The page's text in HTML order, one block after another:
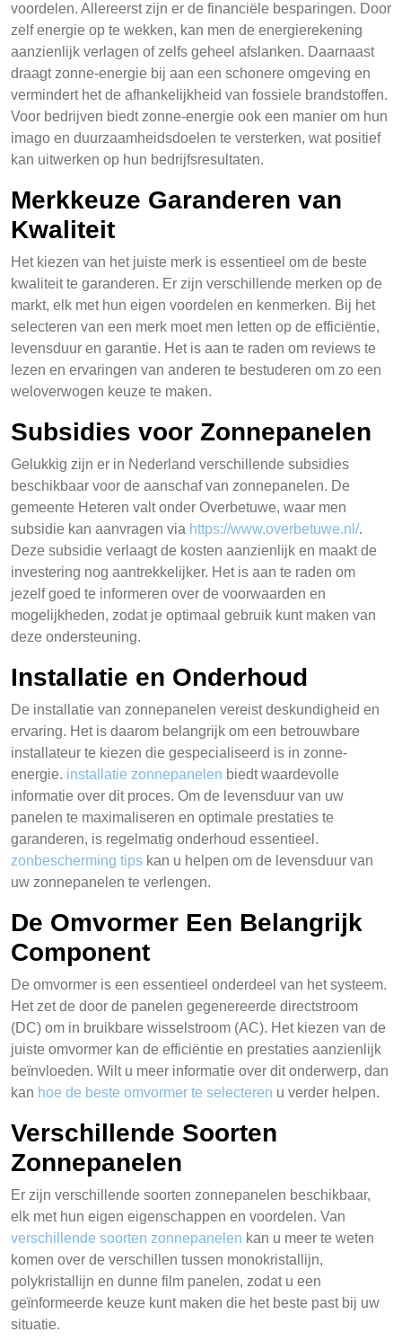
voordelen. Allereerst zijn er de financiële besparingen. Door
zelf energie op te wekken, kan men de energierekening
aanzienlijk verlagen of zelfs geheel afslanken. Daarnaast
draagt zonne-energie bij aan een schonere omgeving en
vermindert het de afhankelijkheid van fossiele brandstoffen.
Voor bedrijven biedt zonne-energie ook een manier om hun
imago en duurzaamheidsdoelen te versterken, wat positief
kan uitwerken op hun bedrijfsresultaten.
Merkkeuze Garanderen van
Kwaliteit
Het kiezen van het juiste merk is essentieel om de beste
kwaliteit te garanderen. Er zijn verschillende merken op de
markt, elk met hun eigen voordelen en kenmerken. Bij het
selecteren van een merk moet men letten op de efficiëntie,
levensduur en garantie. Het is aan te raden om reviews te
lezen en ervaringen van anderen te bestuderen om zo een
weloverwogen keuze te maken.
Subsidies voor Zonnepanelen
Gelukkig zijn er in Nederland verschillende subsidies
beschikbaar voor de aanschaf van zonnepanelen. De
gemeente Heteren valt onder Overbetuwe, waar men
subsidie kan aanvragen via https://www.overbetuwe.nl/.
Deze subsidie verlaagt de kosten aanzienlijk en maakt de
investering nog aantrekkelijker. Het is aan te raden om
jezelf goed te informeren over de voorwaarden en
mogelijkheden, zodat je optimaal gebruik kunt maken van
deze ondersteuning.
Installatie en Onderhoud
De installatie van zonnepanelen vereist deskundigheid en
ervaring. Het is daarom belangrijk om een betrouwbare
installateur te kiezen die gespecialiseerd is in zonne-
energie. installatie zonnepanelen biedt waardevolle
informatie over dit proces. Om de levensduur van uw
panelen te maximaliseren en optimale prestaties te
garanderen, is regelmatig onderhoud essentieel.
zonbescherming tips kan u helpen om de levensduur van
uw zonnepanelen te verlengen.
De Omvormer Een Belangrijk
Component
De omvormer is een essentieel onderdeel van het systeem.
Het zet de door de panelen gegenereerde directstroom
(DC) om in bruikbare wisselstroom (AC). Het kiezen van de
juiste omvormer kan de efficiëntie en prestaties aanzienlijk
beïnvloeden. Wilt u meer informatie over dit onderwerp, dan
kan hoe de beste omvormer te selecteren u verder helpen.
Verschillende Soorten
Zonnepanelen
Er zijn verschillende soorten zonnepanelen beschikbaar,
elk met hun eigen eigenschappen en voordelen. Van
verschillende soorten zonnepanelen kan u meer te weten
komen over de verschillen tussen monokristallijn,
polykristallijn en dunne film panelen, zodat u een
geïnformeerde keuze kunt maken die het beste past bij uw
situatie.